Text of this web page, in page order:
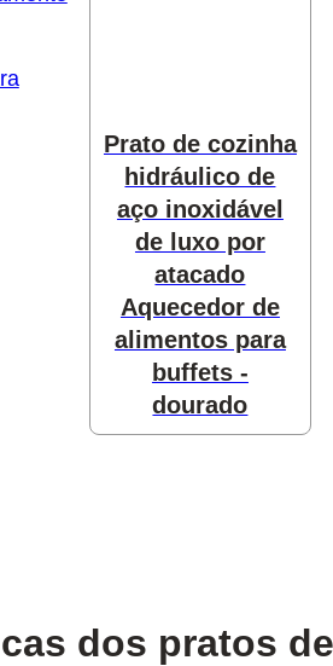
Prato de cozinha
hidráulico de
aço inoxidável
de luxo por
atacado
Aquecedor de
alimentos para
buffets -
dourado
dos pratos